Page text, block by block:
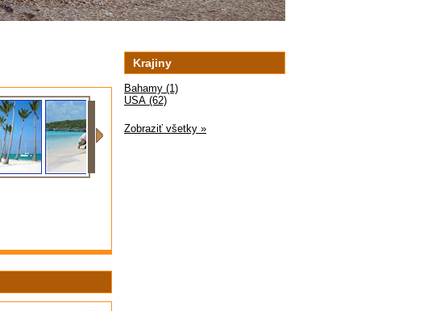
Krajiny
Bahamy (1)
USA (62)
Zobraziť všetky »